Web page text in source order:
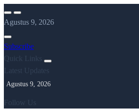
Skip
to
content
Agustus 9, 2026
Subscribe
Quick Links
Latest Updates
Agustus 9, 2026
Follow Us